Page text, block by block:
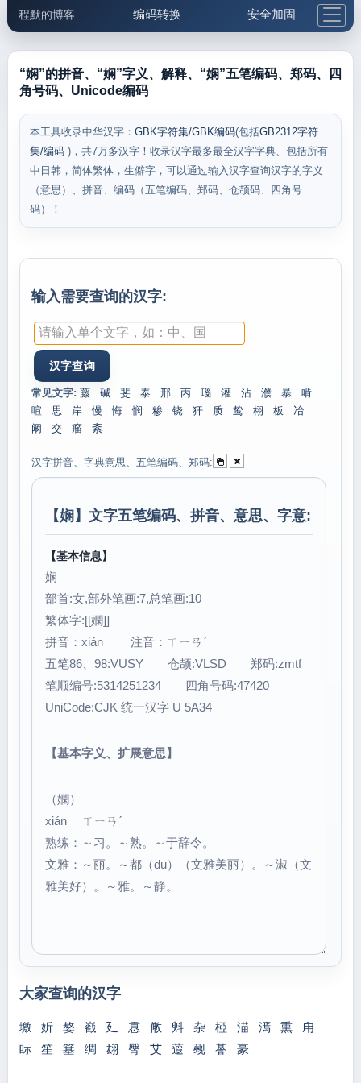
程默的博客 编码转换 安全加固
邮件工具 生活便民 更多工具
“娴”的拼音、“娴”字义、解释、“娴”五笔编码、郑码、四
角号码、Unicode编码
本工具收录中华汉字： GBK字符集/GBK编码(包括GB2312字符
集/编码 )，共7万多汉字！收录汉字最多最全汉字字典、包括所有
中日韩，简体繁体，生僻字，可以通过输入汉字查询汉字的字义
（意思）、拼音、编码（五笔编码、郑码、仓颉码、四角号
码）！
输入需要查询的汉字:
常见文字: 藤 碱 斐 泰 邢 丙 瑙 灌 沾 濮 暴
啃
喧
思 岸 慢 悔 悯 糁 铙 犴 质 鸷 栩 板
冶
阚
交 瘤 紊
汉字拼音、字典意思、五笔编码、郑码:
【娴 】文字五笔编码、拼音、意思、字意:
【基本信息】
娴
部首:女,部外笔画:7,总笔画:10
繁体字:[[嫻]]
拼音：xián 注音：ㄒㄧㄢˊ
五笔86、98:VUSY 仓颉:VLSD 郑码:zmtf
笔顺编号:5314251234 四角号码:47420
UniCode:CJK 统一汉字 U 5A34
【基本字义、扩展意思】
（嫻）
xián ㄒㄧㄢˊ
熟练：～习。～熟。～于辞令。
文雅：～丽。～都（dū）（文雅美丽）。～淑（文
雅美好）。～雅。～静。
大家查询的汉字
墽 妡 嫯 巀 廴 慐 敒 斞 杂 椏 渵 漹 熏
甪
眎
笙 簊 绸 翃 臀 艾 蕸 觋 諅 豪